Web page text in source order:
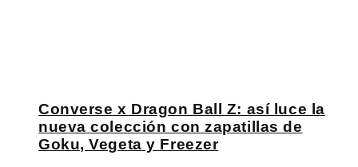
Converse x Dragon Ball Z: así luce la
nueva colección con zapatillas de
Goku, Vegeta y Freezer